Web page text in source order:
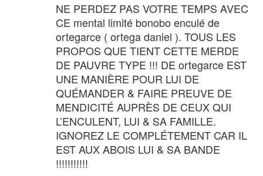
NE PERDEZ PAS VOTRE TEMPS AVEC
CE mental limité bonobo enculé de
ortegarce ( ortega daniel ). TOUS LES
PROPOS QUE TIENT CETTE MERDE
DE PAUVRE TYPE !!! DE ortegarce EST
UNE MANIÈRE POUR LUI DE
QUÉMANDER & FAIRE PREUVE DE
MENDICITÉ AUPRÈS DE CEUX QUI
L’ENCULENT, LUI & SA FAMILLE.
IGNOREZ LE COMPLÉTEMENT CAR IL
EST AUX ABOIS LUI & SA BANDE
!!!!!!!!!!!